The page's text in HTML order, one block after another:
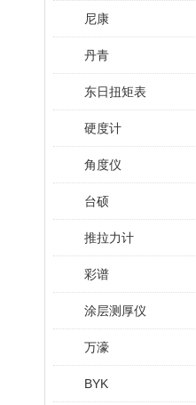
尼康
丹青
东日扭矩表
硬度计
角度仪
台硕
推拉力计
彩谱
涂层测厚仪
万濠
BYK